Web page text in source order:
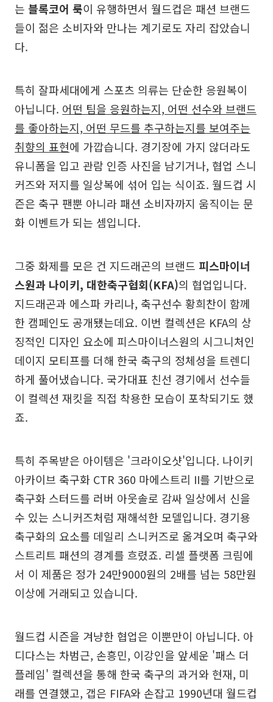
는 블록코어 룩이 유행하면서 월드컵은 패션 브랜드
들이 젊은 소비자와 만나는 계기로도 자리 잡았습니
다.
특히 잘파세대에게 스포츠 의류는 단순한 응원복이
아닙니다. 어떤 팀을 응원하는지, 어떤 선수와 브랜드
를 좋아하는지, 어떤 무드를 추구하는지를 보여주는
취향의 표현에 가깝습니다. 경기장에 가지 않더라도
유니폼을 입고 관람 인증 사진을 남기거나, 협업 스니
커즈와 저지를 일상복에 섞어 입는 식이죠. 월드컵 시
즌은 축구 팬뿐 아니라 패션 소비자까지 움직이는 문
화 이벤트가 되는 셈입니다.
그중 화제를 모은 건 지드래곤의 브랜드 피스마이너
스원과 나이키, 대한축구협회(KFA)의 협업입니다.
지드래곤과 에스파 카리나, 축구선수 황희찬이 함께
한 캠페인도 공개됐는데요. 이번 컬렉션은 KFA의 상
징적인 디자인 요소에 피스마이너스원의 시그니처인
데이지 모티프를 더해 한국 축구의 정체성을 트렌디
하게 풀어냈습니다. 국가대표 친선 경기에서 선수들
이 컬렉션 재킷을 직접 착용한 모습이 포착되기도 했
죠.
특히 주목받은 아이템은 '크라이오샷'입니다. 나이키
아카이브 축구화 CTR 360 마에스트리 II를 기반으로
축구화 스터드를 러버 아웃솔로 감싸 일상에서 신을
수 있는 스니커즈처럼 재해석한 모델입니다. 경기용
축구화의 요소를 데일리 스니커즈로 옮겨오며 축구와
스트리트 패션의 경계를 흐렸죠. 리셀 플랫폼 크림에
서 이 제품은 정가 24만9000원의 2배를 넘는 58만원
이상에 거래되고 있습니다.
월드컵 시즌을 겨냥한 협업은 이뿐만이 아닙니다. 아
디다스는 차범근, 손흥민, 이강인을 앞세운 '패스 더
플레임' 컬렉션을 통해 한국 축구의 과거와 현재, 미
래를 연결했고, 갭은 FIFA와 손잡고 1990년대 월드컵